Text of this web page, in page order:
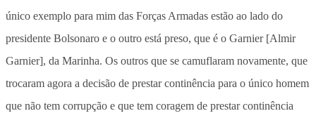
único exemplo para mim das Forças Armadas estão ao lado do
presidente Bolsonaro e o outro está preso, que é o Garnier [Almir
Garnier], da Marinha. Os outros que se camuflaram novamente, que
trocaram agora a decisão de prestar continência para o único homem
que não tem corrupção e que tem coragem de prestar continência